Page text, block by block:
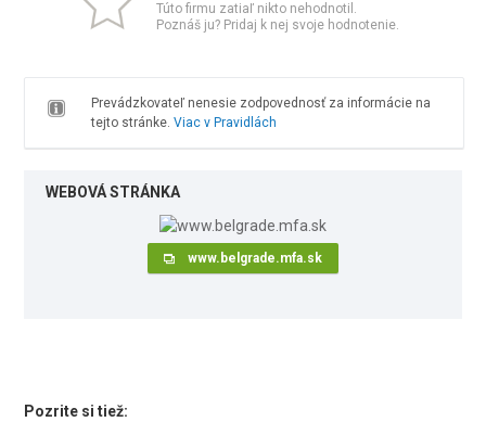
Túto firmu zatiaľ nikto nehodnotil.
Poznáš ju? Pridaj k nej svoje hodnotenie.
Prevádzkovateľ nenesie zodpovednosť za informácie na
tejto stránke. Viac v Pravidlách
WEBOVÁ STRÁNKA
www.belgrade.mfa.sk
Pozrite si tiež: